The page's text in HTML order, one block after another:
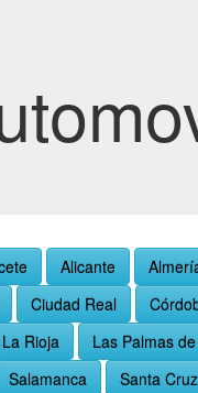
Alicante
Ciudad Real
La Rioja Las Palmas
Salamanca Santa